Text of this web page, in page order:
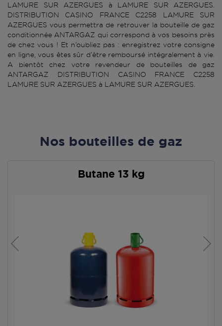
LAMURE SUR AZERGUES à LAMURE SUR AZERGUES.
DISTRIBUTION CASINO FRANCE C2258 LAMURE SUR
AZERGUES vous permettra de retrouver la bouteille de gaz
conditionnée ANTARGAZ qui correspond à vos besoins près
de chez vous ! Et n’oubliez pas : enregistrez votre consigne
en ligne, vous êtes sûr d’être remboursé intégralement à vie.
A bientôt chez votre revendeur de bouteilles de gaz
ANTARGAZ DISTRIBUTION CASINO FRANCE C2258
LAMURE SUR AZERGUES à LAMURE SUR AZERGUES.
Nos bouteilles de gaz
Butane 13 kg